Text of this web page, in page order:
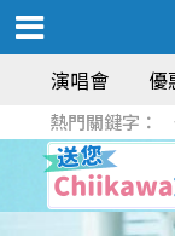
演唱會 優
熱門關鍵字：